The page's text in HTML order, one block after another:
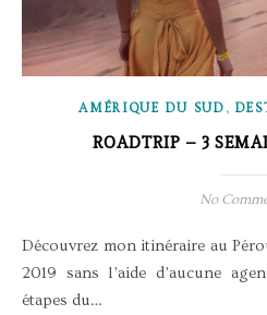
AMÉRIQUE DU SUD ,
ROADTRIP – 3
No
Découvrez mon itinéraire au Pérou, réalisé sur 3 semaines en
2019 sans l’aide d’aucune
étapes du…